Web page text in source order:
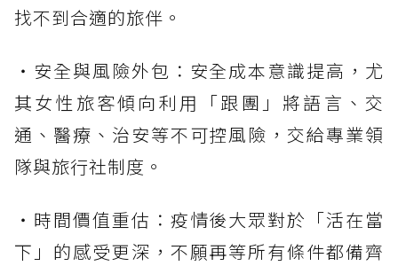
找不到合適的旅伴。
・安全與風險外包：安全成本意識提高，尤
其女性旅客傾向利用「跟團」將語言、交
通、醫療、治安等不可控風險，交給專業領
隊與旅行社制度。
・時間價值重估：疫情後大眾對於「活在當
下」的感受更深，不願再等所有條件都備齊